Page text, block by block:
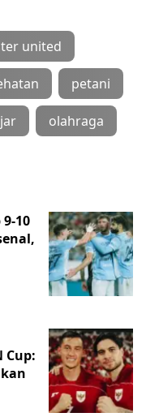
united
petani
olahraga
10
Cup: